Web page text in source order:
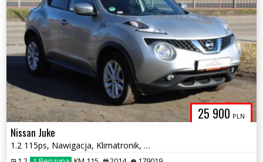
25 900 PLN
Nissan Juke
1.2 115ps, Nawigacja, Klimatronik, Nowy rozrząd